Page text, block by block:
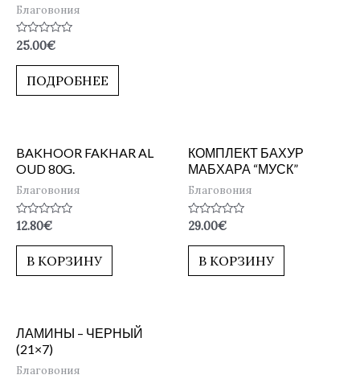
Благовония
Оценка
0
из
25.00€
ПОДРОБНЕЕ
BAKHOOR FAKHAR AL
OUD 80G.
Благовония
Оценка
из
12.80€
В КОРЗИНУ
КОМПЛЕКТ БАХУР
МАБХАРА “МУСК”
Благовония
Оценка
из
29.00€
В КОРЗИНУ
ЛАМИНЫ – ЧЕРНЫЙ
(21×7)
Благовония